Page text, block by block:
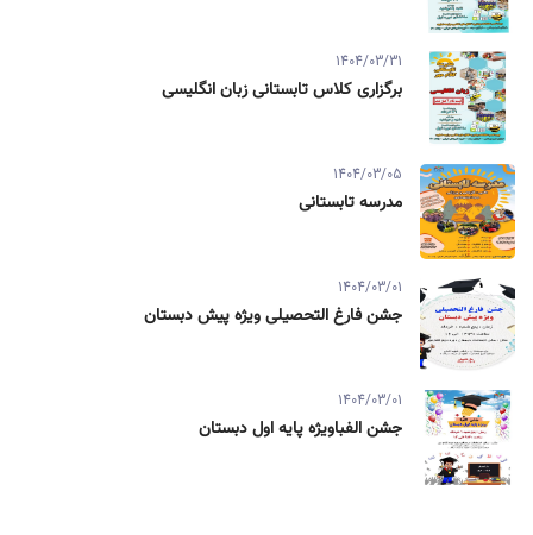
1404/03/31
برگزاری کلاس تابستانی زبان انگلیسی
1404/03/05
مدرسه تابستانی
1404/03/01
جشن فارغ التحصیلی ویژه پیش دبستان
1404/03/01
جشن الفباویژه پایه اول دبستان